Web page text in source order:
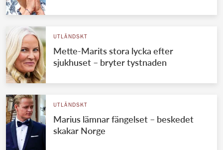
UTLÄNDSKT
Mette-Marits stora lycka efter
sjukhuset – bryter tystnaden
UTLÄNDSKT
Marius lämnar fängelset – beskedet
skakar Norge